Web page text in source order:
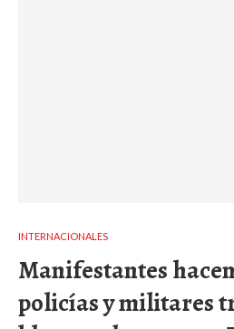
INTERNACIONALES
Manifestantes
policías y militares